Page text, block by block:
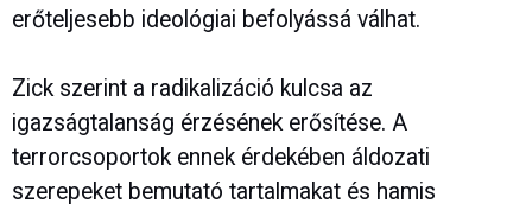
erőteljesebb ideológiai befolyássá válhat.
Zick szerint a radikalizáció kulcsa az
igazságtalanság érzésének erősítése. A
terrorcsoportok ennek érdekében áldozati
szerepeket bemutató tartalmakat és hamis